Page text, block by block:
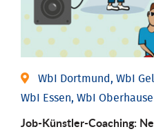
WbI Dortmund, WbI
WbI Essen, WbI
Job-Künstler-Coaching: